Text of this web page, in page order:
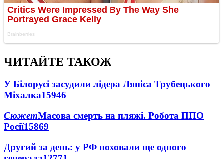
ЧИТАЙТЕ ТАКОЖ
У Білорусі засудили лідера Ляпіса Трубецького
Міхалка15946
СюжетМасова смерть на пляжі. Робота ППО
Росії15869
Другий за день: у РФ поховали ще одного